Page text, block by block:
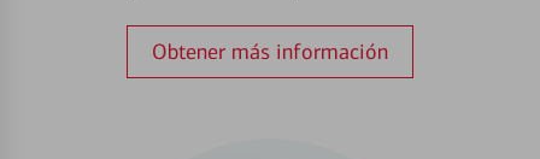
Obtener más información